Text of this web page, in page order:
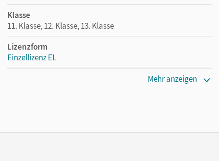
Klasse
11. Klasse, 12. Klasse, 13. Klasse
Lizenzform
Einzellizenz EL
Mehr anzeigen